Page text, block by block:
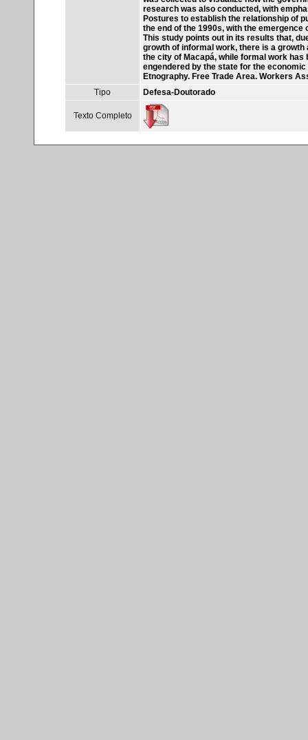
research was also conducted, with
Postures to establish the relationship of
the end of the 1990s, with the
This study points out in its results that,
growth of informal work, there is a
the city of Macapá, while formal work
engendered by the state for the
Etnography. Free Trade Area. Workers
Tipo
Defesa-Doutorado
Texto Completo